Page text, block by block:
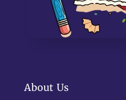
About Us